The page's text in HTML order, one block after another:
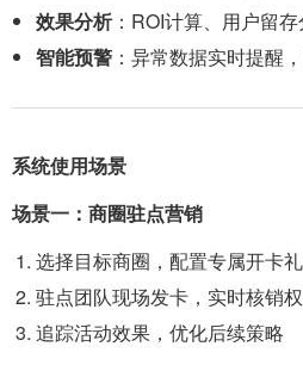
效果分析：ROI计算、用户留
智能预警 ：异常数据实时提醒
系统使用场景
场景一：商圈驻点营销
选择目标商圈，配置专属开卡
驻点团队现场发卡，实时核销
追踪活动效果，优化后续策略